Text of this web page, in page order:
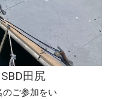
田尻
ご参加をい